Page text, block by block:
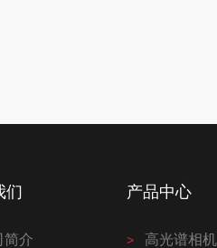
们
简介
产品中心
高光谱相机